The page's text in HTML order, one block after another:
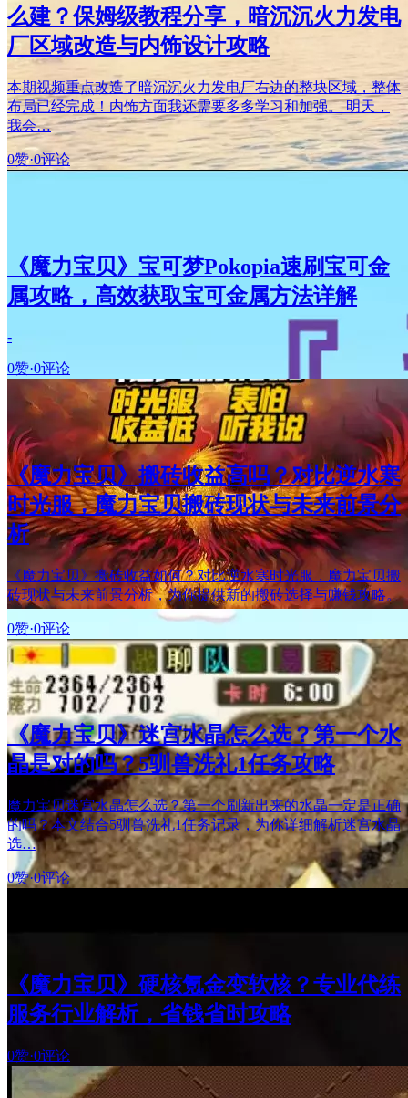
么建？保姆级教程分享，暗沉沉火力发电
厂区域改造与内饰设计攻略
本期视频重点改造了暗沉沉火力发电厂右边的整块区域，整体
布局已经完成！内饰方面我还需要多多学习和加强。 明天，
我会…
0赞·0评论
《魔力宝贝》宝可梦Pokopia速刷宝可金
属攻略，高效获取宝可金属方法详解
-
0赞·0评论
《魔力宝贝》搬砖收益高吗？对比逆水寒
时光服，魔力宝贝搬砖现状与未来前景分
析
《魔力宝贝》搬砖收益如何？对比逆水寒时光服，魔力宝贝搬
砖现状与未来前景分析，为你提供新的搬砖选择与赚钱攻略。
0赞·0评论
《魔力宝贝》迷宫水晶怎么选？第一个水
晶是对的吗？5驯兽洗礼1任务攻略
魔力宝贝迷宫水晶怎么选？第一个刷新出来的水晶一定是正确
的吗？本文结合5驯兽洗礼1任务记录，为你详细解析迷宫水晶
选…
0赞·0评论
《魔力宝贝》硬核氪金变软核？专业代练
服务行业解析，省钱省时攻略
0赞·0评论